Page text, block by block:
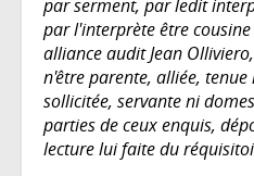
par serment, par ledit
par l'interprète être
alliance audit Jean
n'être parente, alliée,
sollicitée, servante ni
parties de ceux enquis,
lecture lui faite du